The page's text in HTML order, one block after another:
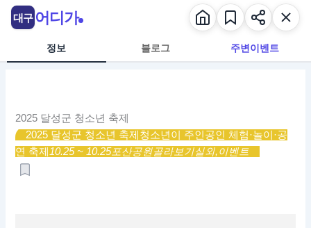
정보 블로그 주변이벤트
2025 달성군 청소년 축제
2025 달성군 청소년 축제 청소년이 주인공인 체험·놀이·공
연 축제 10.25 ~ 10.25포산공원골라보기실외,이벤트
대구 어디가